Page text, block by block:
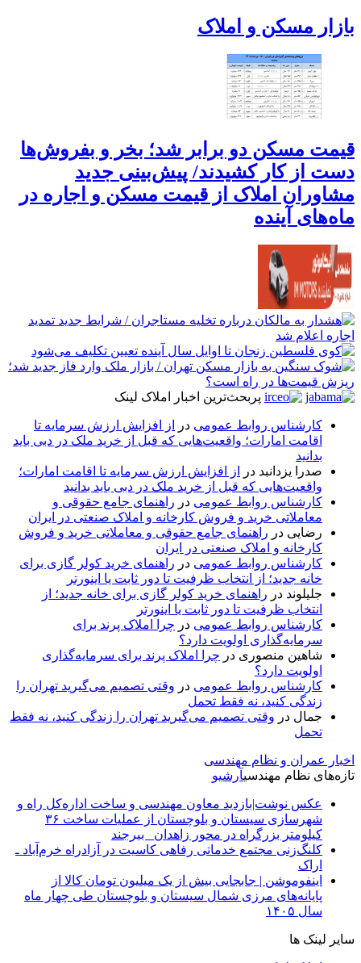
بازار مسکن و املاک
قیمت مسکن دو برابر شد؛ بخر و بفروش‌ها
دست از کار کشیدند/ پیش‌بینی جدید
مشاوران املاک از قیمت مسکن و اجاره‌ در
ماه‌های آینده
پربحث‌ترین اخبار املاک لینک
کارشناس روابط عمومی در
از افزایش ارزش سرمایه تا
اقامت امارات؛ واقعیت‌هایی که قبل از خرید ملک در دبی باید
بدانید
صدرا یزدانبد در
از افزایش ارزش سرمایه تا اقامت امارات؛
واقعیت‌هایی که قبل از خرید ملک در دبی باید بدانید
کارشناس روابط عمومی در راهنمای جامع حقوقی و
معاملاتی خرید و فروش کارخانه و املاک صنعتی در ایران
رضایی در راهنمای جامع حقوقی و معاملاتی خرید و فروش
کارخانه و املاک صنعتی در ایران
کارشناس روابط عمومی در راهنمای خرید کولر گازی برای
خانه جدید؛ از انتخاب ظرفیت تا دور ثابت یا اینورتر
جلیلوند در راهنمای خرید کولر گازی برای خانه جدید؛ از
انتخاب ظرفیت تا دور ثابت یا اینورتر
کارشناس روابط عمومی در چرا املاک پرند برای
سرمایه‌گذاری اولویت دارد؟
شاهین منصوری در چرا املاک پرند برای سرمایه‌گذاری
اولویت دارد؟
کارشناس روابط عمومی در وقتی تصمیم می‌گیرید تهران را
زندگی کنید، نه فقط تحمل
جمال در وقتی تصمیم می‌گیرید تهران را زندگی کنید، نه فقط
تحمل
اخبار عمران و نظام مهندسی
تازه‌های نظام مهندسیآرشیو
عکس نوشت|بازدید معاون مهندسی و ساخت اداره‌کل راه و
شهرسازی سیستان و بلوچستان از عملیات ساخت ۳۶
کیلومتر بزرگراه در محور زاهدان_ بیرجند
کلنگ‌زنی مجتمع خدماتی رفاهی کاسیت در آزادراه خرم‌آباد ـ
اراک
اینفوموشن | جابجایی بیش از یک میلیون تومان کالا از
پایانه‌های مرزی شمال سیستان و بلوچستان طی چهار ماه
سال ۱۴۰۵
سایر لینک ها